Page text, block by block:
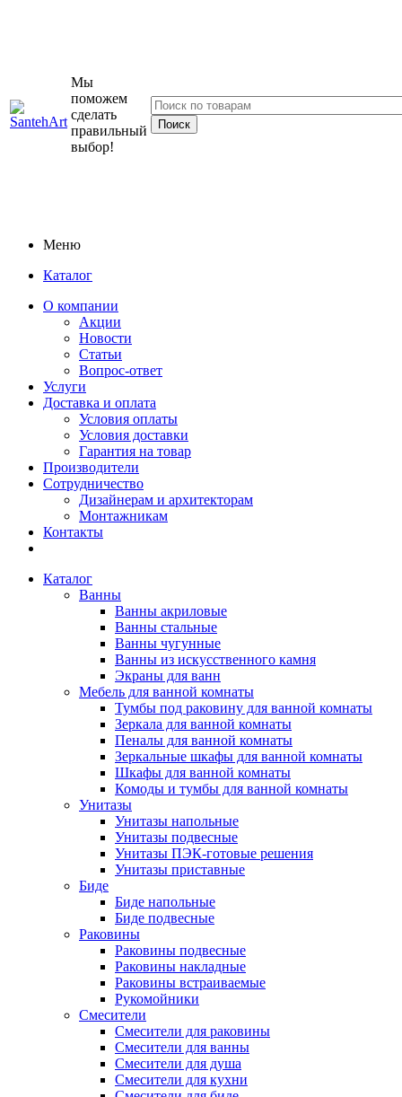
Мы
поможем
сделать
правильный
выбор!
Меню
Каталог
О компании
Акции
Новости
Статьи
Вопрос-ответ
Услуги
Доставка и оплата
Условия оплаты
Условия доставки
Гарантия на товар
Производители
Сотрудничество
Дизайнерам и архитекторам
Монтажникам
Контакты
Каталог
Ванны
Ванны акриловые
Ванны стальные
Ванны чугунные
Ванны из искусственного камня
Экраны для ванн
Мебель для ванной комнаты
Тумбы под раковину для ванной комнаты
Зеркала для ванной комнаты
Пеналы для ванной комнаты
Зеркальные шкафы для ванной комнаты
Шкафы для ванной комнаты
Комоды и тумбы для ванной комнаты
Унитазы
Унитазы напольные
Унитазы подвесные
Унитазы ПЭК-готовые решения
Унитазы приставные
Биде
Биде напольные
Биде подвесные
Раковины
Раковины подвесные
Раковины накладные
Раковины встраиваемые
Рукомойники
Смесители
Смесители для раковины
Смесители для ванны
Смесители для душа
Смесители для кухни